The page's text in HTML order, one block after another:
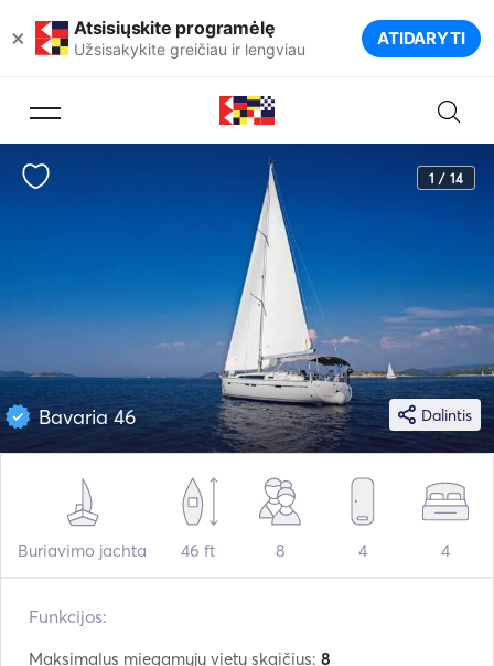
× Atsisiųskite programėlę
Užsisakykite greičiau ir lengviau ATIDARYTI
1 / 14
Dalintis
Bavaria 46
Buriavimo jachta 46 ft 8 4 4
Funkcijos:
Maksimalus miegamųjų vietų skaičius: 8